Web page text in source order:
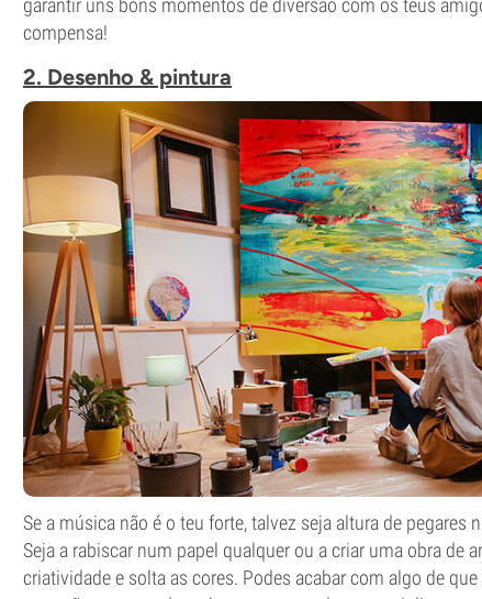
compensa!
2. Desenho & pintura
Se a música não é o teu forte, talvez seja altura de pegares
Seja a rabiscar num papel qualquer ou a criar uma obra de
criatividade e solta as cores. Podes acabar com algo de